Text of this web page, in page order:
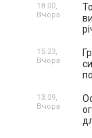
18:00,
Вчора
15:23,
Вчора
13:09,
Вчора